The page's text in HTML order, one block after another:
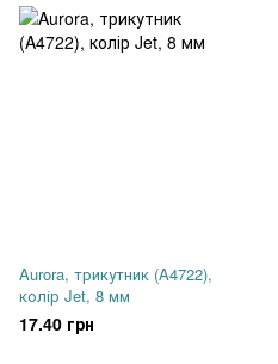
Aurora, трикутник (A4722),
колір Jet, 8 мм
17.40 грн